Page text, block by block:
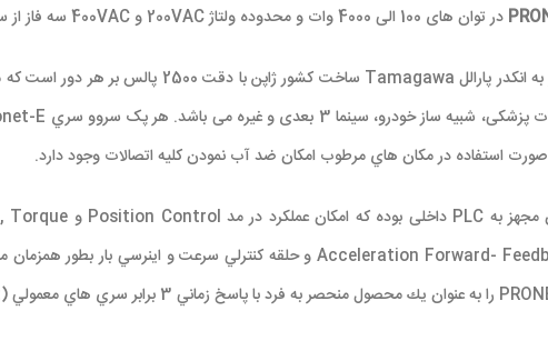
در توان های 100 الی 4000 وات و محدوده ولتاژ 200VAC و 400VAC سه فاز از سری تولیدات جدید شرکت ESTUN به بازار عرضه شده است.